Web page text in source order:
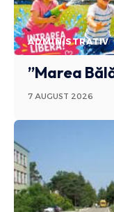
ADMINISTRATIV
”Marea
7 AUGUST 2026